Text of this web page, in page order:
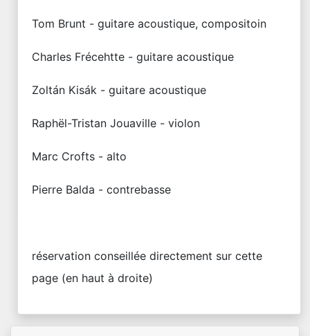
Tom Brunt - guitare acoustique, compositoin
Charles Frécehtte - guitare acoustique
Zoltán Kisák - guitare acoustique
Raphël-Tristan Jouaville - violon
Marc Crofts - alto
Pierre Balda - contrebasse
réservation conseillée directement sur cette
page (en haut à droite)